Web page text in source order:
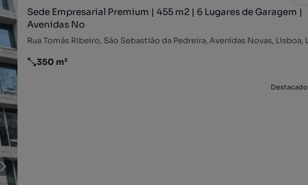
Sede Empresarial Premium | 455 m2 | 6 Lugares de Garagem |
Avenidas No
Preço por metro quadrado
350 m²
Destacado